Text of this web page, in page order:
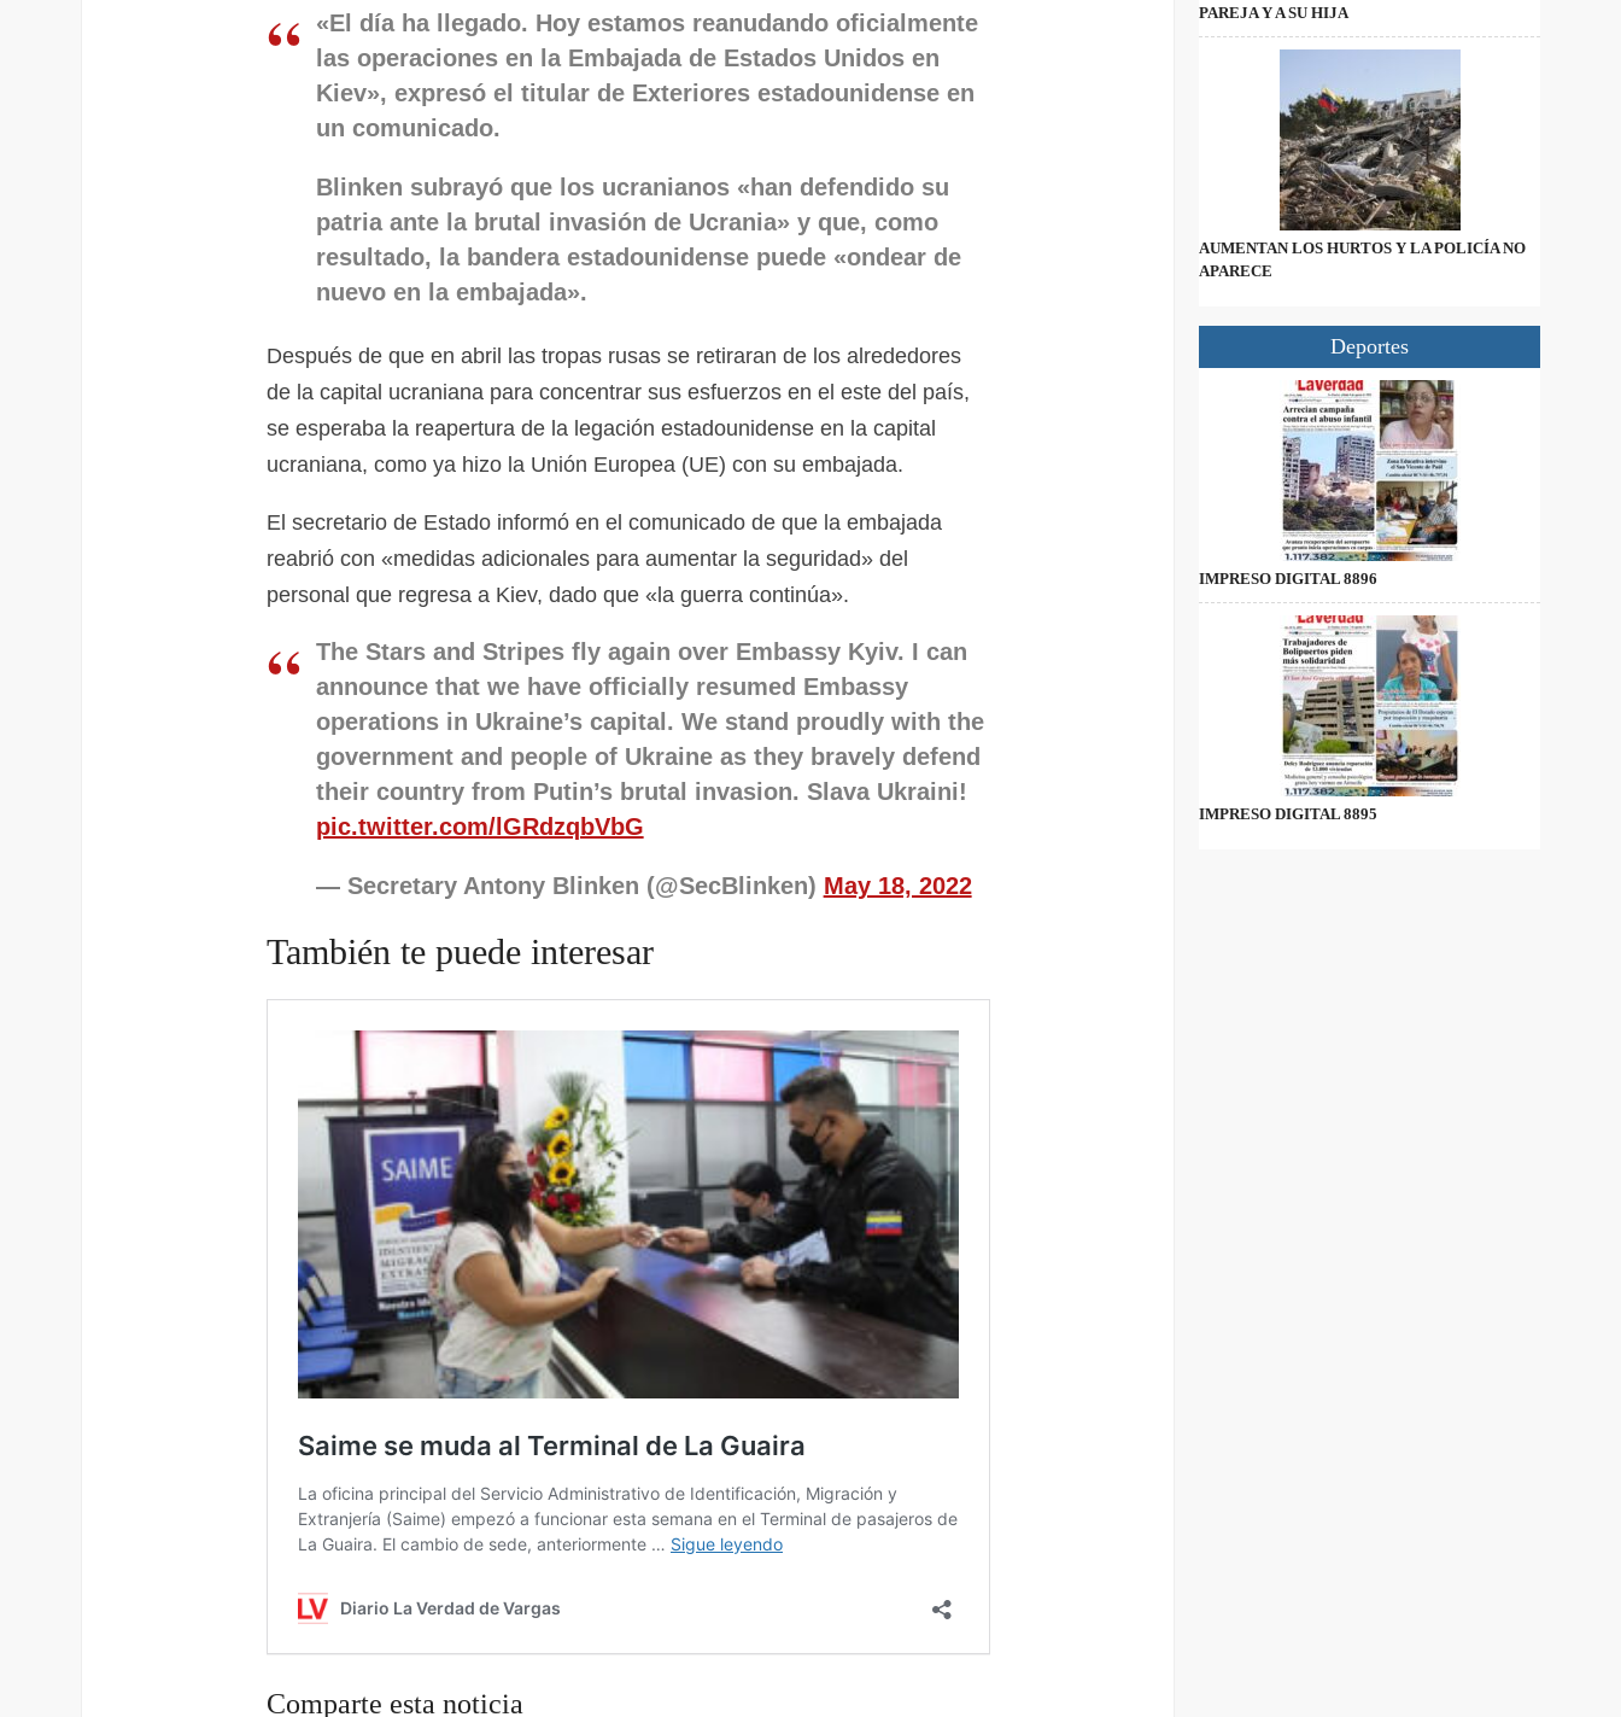
«El día ha llegado. Hoy estamos reanudando oficialmente
las operaciones en la Embajada de Estados Unidos en
Kiev», expresó el titular de Exteriores estadounidense en
un comunicado.
Blinken subrayó que los ucranianos «han defendido su
patria ante la brutal invasión de Ucrania» y que, como
resultado, la bandera estadounidense puede «ondear de
nuevo en la embajada».
Después de que en abril las tropas rusas se retiraran de los alrededores
de la capital ucraniana para concentrar sus esfuerzos en el este del país,
se esperaba la reapertura de la legación estadounidense en la capital
ucraniana, como ya hizo la Unión Europea (UE) con su embajada.
El secretario de Estado informó en el comunicado de que la embajada
reabrió con «medidas adicionales para aumentar la seguridad» del
personal que regresa a Kiev, dado que «la guerra continúa».
The Stars and Stripes fly again over Embassy Kyiv. I can
announce that we have officially resumed Embassy
operations in Ukraine’s capital. We stand proudly with the
government and people of Ukraine as they bravely defend
their country from Putin’s brutal invasion. Slava Ukraini!
pic.twitter.com/lGRdzqbVbG
— Secretary Antony Blinken (@SecBlinken) May 18, 2022
También te puede interesar
Comparte esta noticia
PAREJA Y A SU HIJA
AUMENTAN LOS HURTOS Y LA POLICÍA NO
APARECE
Deportes
IMPRESO DIGITAL 8896
IMPRESO DIGITAL 8895